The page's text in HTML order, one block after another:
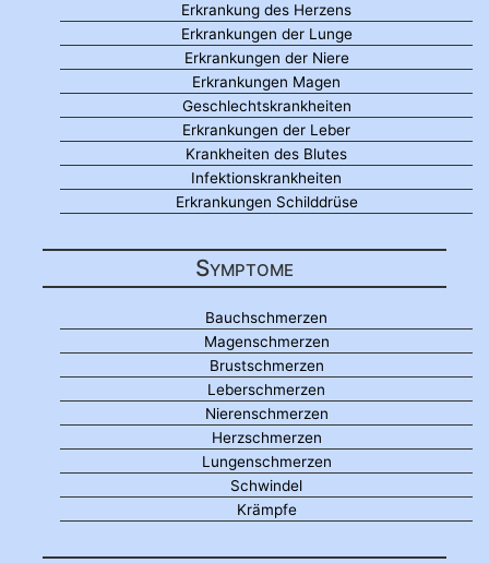
Erkrankung des Herzens
Erkrankungen der Lunge
Erkrankungen der Niere
Erkrankungen Magen
Geschlechtskrankheiten
Erkrankungen der Leber
Krankheiten des Blutes
Infektionskrankheiten
Erkrankungen Schilddrüse
Symptome
Bauchschmerzen
Magenschmerzen
Brustschmerzen
Leberschmerzen
Nierenschmerzen
Herzschmerzen
Lungenschmerzen
Schwindel
Krämpfe